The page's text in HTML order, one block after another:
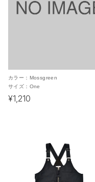
カラー： Mossgreen
サイズ： One
¥1,210